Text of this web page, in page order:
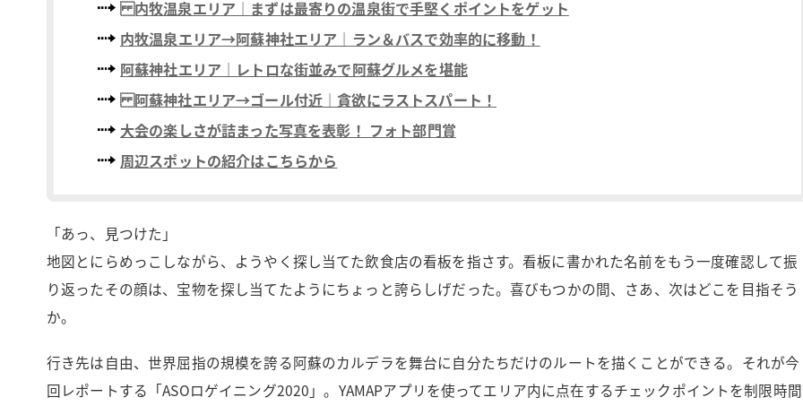
内牧温泉エリア｜まずは最寄りの温泉街で手堅くポイントをゲット
内牧温泉エリア→阿蘇神社エリア｜ラン＆バスで効率的に移動！
阿蘇神社エリア｜レトロな街並みで阿蘇グルメを堪能
阿蘇神社エリア→ゴール付近｜貪欲にラストスパート！
大会の楽しさが詰まった写真を表彰！ フォト部門賞
周辺スポットの紹介はこちらから
「あっ、見つけた」
地図とにらめっこしながら、ようやく探し当てた飲食店の看板を指さす。看板に書かれた名前をもう一度確認して振
り返ったその顔は、宝物を探し当てたようにちょっと誇らしげだった。喜びもつかの間、さあ、次はどこを目指そう
か。
行き先は自由、世界屈指の規模を誇る阿蘇のカルデラを舞台に自分たちだけのルートを描くことができる。それが今
回レポートする「ASOロゲイニング2020」。YAMAPアプリを使ってエリア内に点在するチェックポイントを制限時間